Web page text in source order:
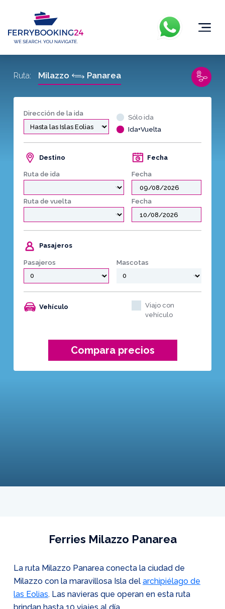
Dirección de la ida
Sólo ida
Ida+Vuelta
Destino
Ruta de ida
Fecha
Fecha
Ruta de vuelta Fecha
Pasajeros
Pasajeros Mascotas
Vehículo
Viajo con
vehículo
Compara precios
Ruta: Milazzo Panarea
Ferries Milazzo Panarea
La ruta Milazzo Panarea conecta la ciudad de
Milazzo con la maravillosa Isla del archipiélago de
las Eolias. Las navieras que operan en esta ruta